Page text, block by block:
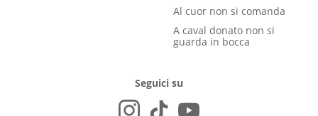
Al cuor non si comanda
A caval donato non si
guarda in bocca
Seguici su